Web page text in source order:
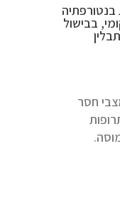
בנטורפתיה
בבישול
חסר